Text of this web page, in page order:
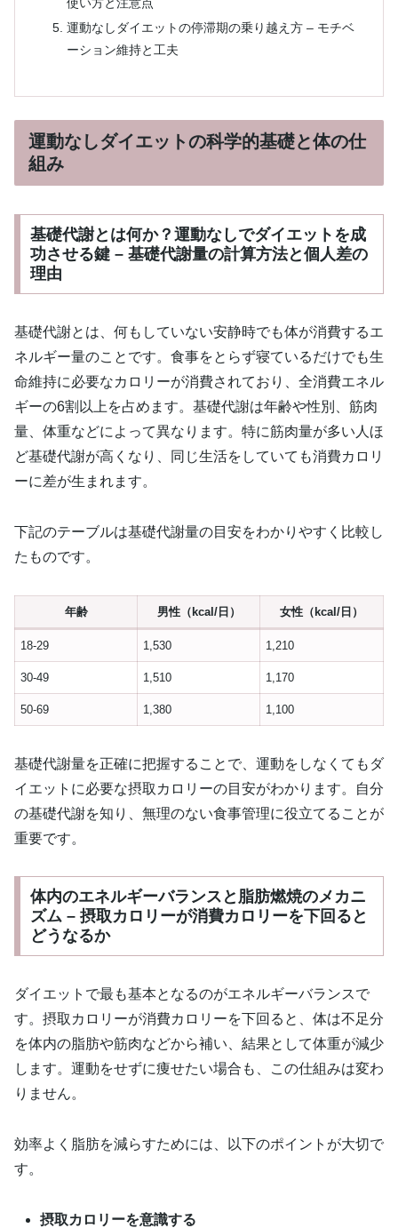
運動なしダイエットの停滞期の乗り越え方 – モチベ
ーション維持と工夫
運動なしダイエットの科学的基礎と体の仕
組み
基礎代謝とは何か？運動なしでダイエットを成
功させる鍵 – 基礎代謝量の計算方法と個人差の
理由
基礎代謝とは、何もしていない安静時でも体が消費するエ
ネルギー量のことです。食事をとらず寝ているだけでも生
命維持に必要なカロリーが消費されており、全消費エネル
ギーの6割以上を占めます。基礎代謝は年齢や性別、筋肉
量、体重などによって異なります。特に筋肉量が多い人ほ
ど基礎代謝が高くなり、同じ生活をしていても消費カロリ
ーに差が生まれます。
下記のテーブルは基礎代謝量の目安をわかりやすく比較し
たものです。
年齢 男性（kcal/日） 女性（kcal/日）
18-29 1,530 1,210
30-49 1,510 1,170
50-69 1,380 1,100
基礎代謝量を正確に把握することで、運動をしなくてもダ
イエットに必要な摂取カロリーの目安がわかります。自分
の基礎代謝を知り、無理のない食事管理に役立てることが
重要です。
体内のエネルギーバランスと脂肪燃焼のメカニ
ズム – 摂取カロリーが消費カロリーを下回ると
どうなるか
ダイエットで最も基本となるのがエネルギーバランスで
す。摂取カロリーが消費カロリーを下回ると、体は不足分
を体内の脂肪や筋肉などから補い、結果として体重が減少
します。運動をせずに痩せたい場合も、この仕組みは変わ
りません。
効率よく脂肪を減らすためには、以下のポイントが大切で
す。
摂取カロリーを意識する